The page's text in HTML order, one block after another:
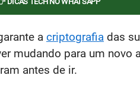
a criptografia das
mudando para um novo
antes de ir.